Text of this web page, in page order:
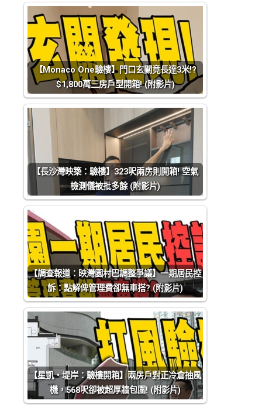
【Monaco One驗樓】門口玄關竟長達3米!?
$1,800萬三房戶型開箱! (附影片)
【長沙灣映築：驗樓】323呎兩房則開箱! 空氣
檢測儀被批多餘 (附影片)
【調查報道：映灣園村巴調整爭議】一期居民控
訴：點解俾管理費卻無車搭? (附影片)
【星凱‧堤岸：驗樓開箱】兩房戶對正冷倉抽風
機，568呎卻被超厚牆包圍! (附影片)